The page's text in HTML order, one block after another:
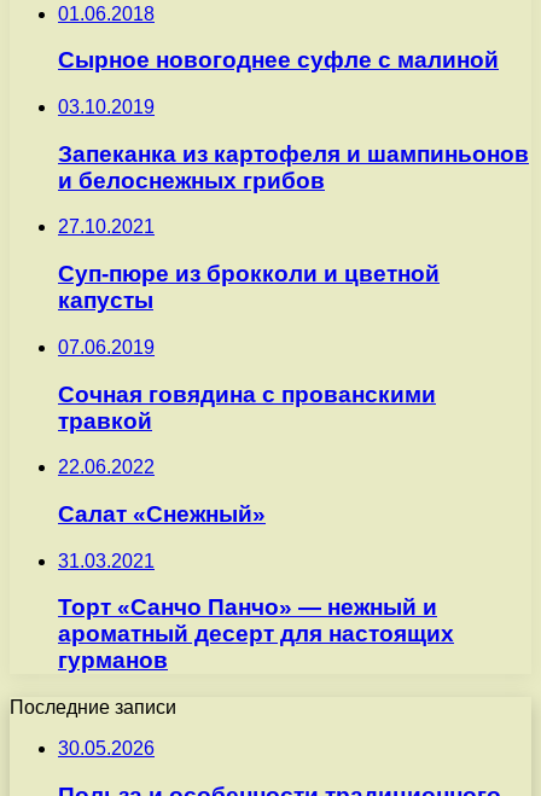
01.06.2018
Сырное новогоднее суфле с малиной
03.10.2019
Запеканка из картофеля и шампиньонов
и белоснежных грибов
27.10.2021
Суп-пюре из брокколи и цветной
капусты
07.06.2019
Сочная говядина с прованскими
травкой
22.06.2022
Салат «Снежный»
31.03.2021
Торт «Санчо Панчо» — нежный и
ароматный десерт для настоящих
гурманов
Последние записи
30.05.2026